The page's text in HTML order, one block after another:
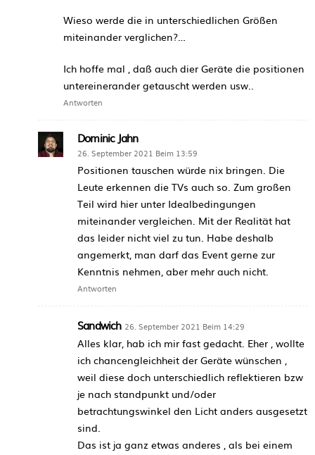
Wieso werde die in unterschiedlichen Größen
miteinander verglichen?…
Ich hoffe mal , daß auch dier Geräte die positionen
untereinerander getauscht werden usw..
Antworten
Dominic Jahn
26. September 2021 Beim 13:59
Positionen tauschen würde nix bringen. Die
Leute erkennen die TVs auch so. Zum großen
Teil wird hier unter Idealbedingungen
miteinander vergleichen. Mit der Realität hat
das leider nicht viel zu tun. Habe deshalb
angemerkt, man darf das Event gerne zur
Kenntnis nehmen, aber mehr auch nicht.
Antworten
Sandwich 26. September 2021 Beim 14:29
Alles klar, hab ich mir fast gedacht. Eher , wollte
ich chancengleichheit der Geräte wünschen ,
weil diese doch unterschiedlich reflektieren bzw
je nach standpunkt und/oder
betrachtungswinkel den Licht anders ausgesetzt
sind.
Das ist ja ganz etwas anderes , als bei einem